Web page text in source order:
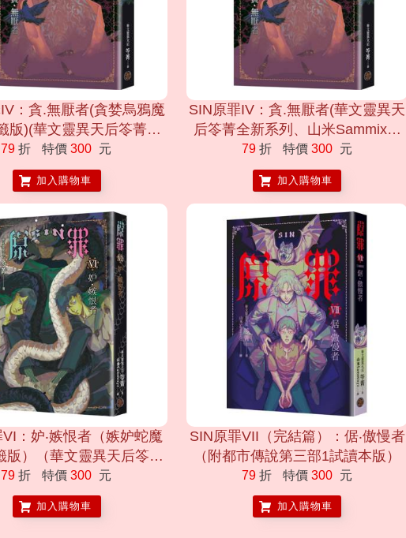
：貪.無厭者(貪婪烏鴉魔
版)(華文靈異天后笭菁全
山米Sammixyz繪製封
罪世界無盡誘惑開啟)
79 折 特價 300 元
加入購物車
SIN原罪IV：貪.無厭者(華文靈異天
后笭菁全新系列、山米Sammixyz
繪製封面、原罪世界無盡誘惑開啟)
79 折 特價 300 元
加入購物車
：妒‧嫉恨者（嫉妒蛇魔
版）（華文靈異天后笭菁
、山米Sammixyz繪製封
罪世界無盡誘惑開啟）
79 折 特價 300 元
加入購物車
SIN原罪VII（完結篇）：倨‧傲慢者
（附都市傳說第三部1試讀本版）
79 折 特價 300 元
加入購物車